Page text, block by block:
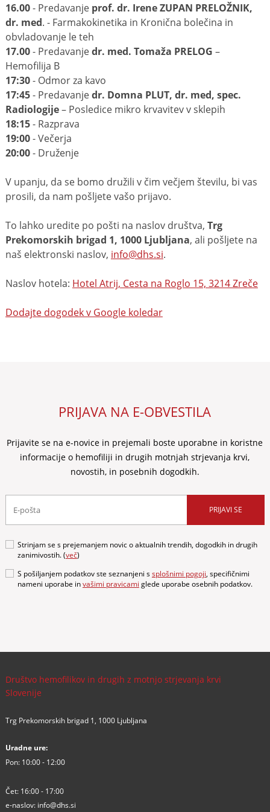
16.00- Predavanje prof. dr. Irene ZUPAN PRELOŽNIK,
dr. med. - Farmakokinetika in Kronična bolečina in
obvladovanje le teh
17.00- Predavanjedr. med. Tomaža PRELOG –
Hemofilija B
17:30- Odmor za kavo
17:45- Predavanjedr. Domna PLUT, dr. med, spec.
Radiologije– Posledice mikro krvavitev v sklepih
18:15- Razprava
19:00- Večerja
20:00- Druženje
V upanju, da se bomo družili v čim večjem številu, bi vas
prosili, da nam pošljete vašo prijavo.
To lahko uredite po pošti na naslov društva, Trg
Prekomorskih brigad 1, 1000 Ljubljana, ali pošljete na
naš elektronski naslov, info@dhs.si.
Naslov hotela: Hotel Atrij, Cesta na Roglo 15, 3214 Zreče
Dodajte dogodek v Google koledar
PRIJAVA NA E-OBVESTILA
Prijavite se na e-novice in prejemali boste uporabne in koristne
informacije o hemofiliji in drugih motnjah strjevanja krvi,
novostih, in posebnih dogodkih.
PRIJAVI SE
Strinjam se s prejemanjem novic o aktualnih trendih, dogodkih in drugih
zanimivostih. (več)
S pošiljanjem podatkov ste seznanjeni ssplošnimi pogoji, specifičnimi
nameni uporabe invašimi pravicami glede uporabe osebnih podatkov.
Društvo hemofilikov in drugih z motnjo strjevanja krvi
Slovenije
Trg Prekomorskih brigad 1, 1000 Ljubljana
Uradne ure:
Pon: 10:00 - 12:00
Čet: 16:00 - 17:00
e-naslov: info@dhs.si